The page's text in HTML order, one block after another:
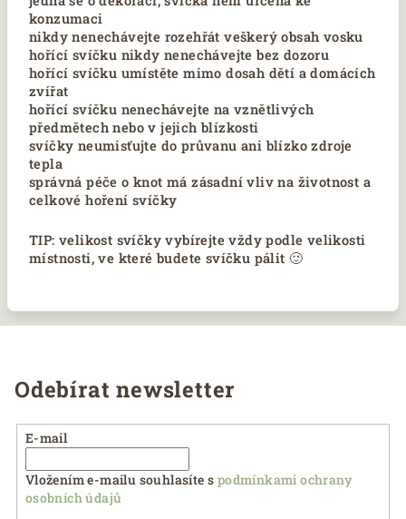
konzumaci
nikdy nenechávejte rozehřát veškerý obsah vosku
hořící svíčku nikdy nenechávejte bez dozoru
hořící svíčku umístěte mimo dosah dětí a domácích
zvířat
hořící svíčku nenechávejte na vznětlivých
předmětech nebo v jejich blízkosti
svíčky neumisťujte do průvanu ani blízko zdroje
tepla
správná péče o knot má zásadní vliv na životnost a
celkové hoření svíčky
TIP: velikost svíčky vybírejte vždy podle velikosti
místnosti, ve které budete svíčku pálit 🙂
Odebírat newsletter
E-mail
Vložením e-mailu souhlasíte s podmínkami ochrany
osobních údajů